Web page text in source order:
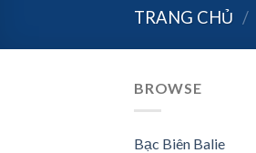
TRANG CHỦ /
BROWSE
Bạc Biên Balie